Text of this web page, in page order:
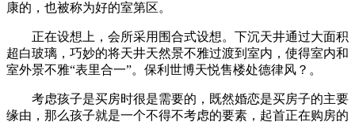
康的，也被称为好的室第区。
正在设想上，会所采用围合式设想。下沉天井通过大面积
超白玻璃，巧妙的将天井天然景不雅过渡到室内，使得室内和
室外景不雅“表里合一”。保利世博天悦售楼处德律风？。
考虑孩子是买房时很是需要的，既然婚恋是买房子的主要
缘由，那么孩子就是一个不得不考虑的要素，起首正在购房的